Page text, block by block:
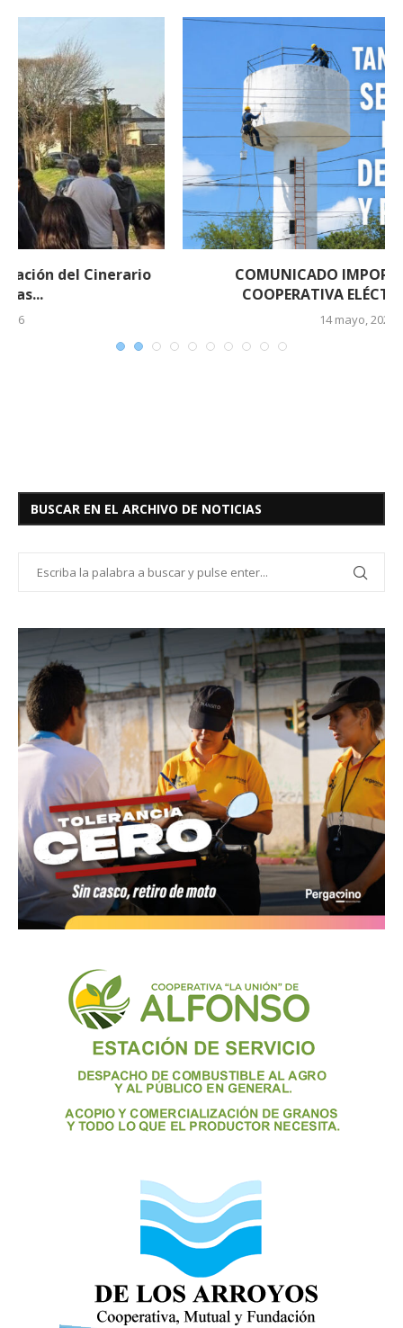
COMUNICADO IMPORTANTE DE LA
COOPERATIVA ELÉCTRICA DE EL...
BUSCAR EN EL ARCHIVO DE NOTICIAS